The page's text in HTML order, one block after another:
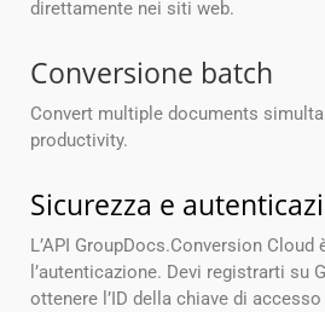
direttamente nei siti web.
Conversione batch
Convert multiple documents
productivity.
Sicurezza e
L’API GroupDocs.Conversion
l’autenticazione. Devi registrarti su
ottenere l’ID della chiave di accesso